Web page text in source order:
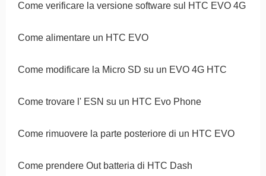
Come verificare la versione software sul HTC EVO 4G
Come alimentare un HTC EVO
Come modificare la Micro SD su un EVO 4G HTC
Come trovare l' ESN su un HTC Evo Phone
Come rimuovere la parte posteriore di un HTC EVO
Come prendere Out batteria di HTC Dash